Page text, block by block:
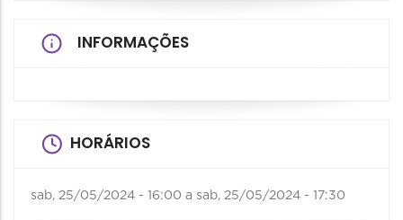
INFORMAÇÕES
HORÁRIOS
sab, 25/05/2024 - 16:00 a sab, 25/05/2024 - 17:30